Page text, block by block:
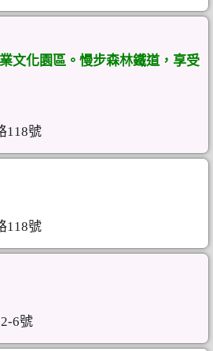
文化園區。慢步森林鐵道，享受
118號
118號
6號